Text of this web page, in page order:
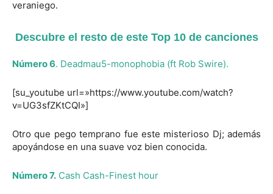
veraniego.
Descubre el resto de este Top 10 de canciones
Número 6. Deadmau5-monophobia (ft Rob Swire).
[su_youtube url=»https://www.youtube.com/watch?
v=UG3sfZKtCQI»]
Otro que pego temprano fue este misterioso Dj; además
apoyándose en una suave voz bien conocida.
Número 7. Cash Cash-Finest hour